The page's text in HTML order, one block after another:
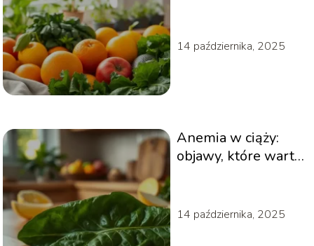
14 października, 2025
Anemia w ciąży:
objawy, które warto
14 października, 2025